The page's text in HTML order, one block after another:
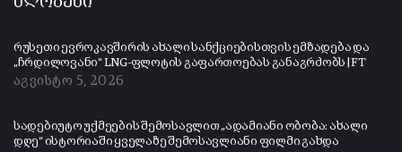
რუსეთი ევროკავშირის ახალი სანქციებისთვის ემზადება და
„ჩრდილოვანი“ LNG-ფლოტის გაფართოებას განაგრძობს | FT
აგვისტო 5, 2026
სადებიუტო უქმეების შემოსავლით „ადამიანი ობობა: ახალი
დღე“ ისტორიაში ყველაზე შემოსავლიანი ფილმი გახდა